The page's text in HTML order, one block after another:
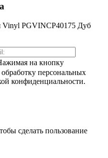
Vinyl PGVINCP40175 Дуб
на кнопку
персональных
конфиденциальности.
сделать пользование